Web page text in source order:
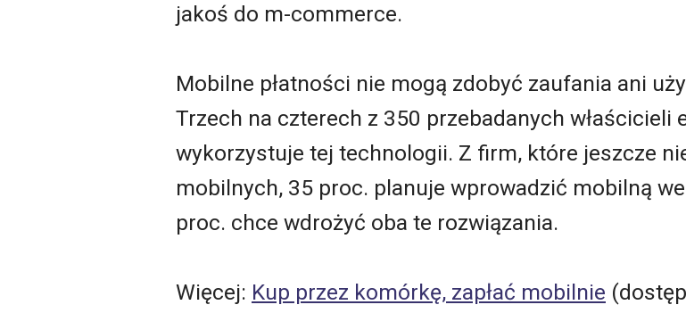
jakoś do m-commerce.
Mobilne płatności nie mogą zdobyć zaufania ani
Trzech na czterech z 350 przebadanych właścicieli
wykorzystuje tej technologii. Z firm, które jeszcze
mobilnych, 35 proc. planuje wprowadzić mobilną
proc. chce wdrożyć oba te rozwiązania.
Więcej: Kup przez komórkę, zapłać mobilnie